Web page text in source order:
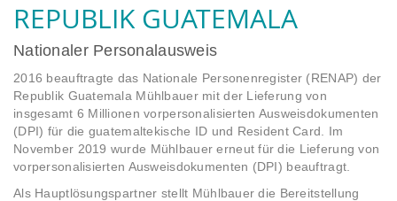
REPUBLIK GUATEMALA
Nationaler Personalausweis
2016 beauftragte das Nationale Personenregister (RENAP) der
Republik Guatemala Mühlbauer mit der Lieferung von
insgesamt 6 Millionen vorpersonalisierten Ausweisdokumenten
(DPI) für die guatemaltekische ID und Resident Card. Im
November 2019 wurde Mühlbauer erneut für die Lieferung von
vorpersonalisierten Ausweisdokumenten (DPI) beauftragt.
Als Hauptlösungspartner stellt Mühlbauer die Bereitstellung